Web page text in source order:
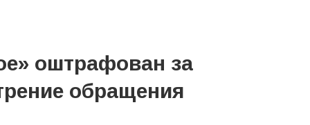
оштрафован за
обращения